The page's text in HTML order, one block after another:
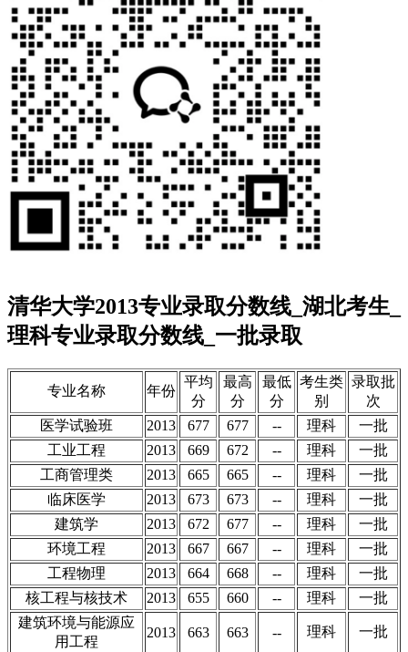
清华大学2013专业录取分数线_湖北考生_
理科专业录取分数线_一批录取
专业名称 年份
平均
分
最高
分
最低
分
考生类
别
录取批
次
医学试验班
2013 677 677 -- 理科
一批
工业工程
2013 669 672 -- 理科
一批
工商管理类
2013 665 665 -- 理科
一批
临床医学
2013 673 673 -- 理科
一批
建筑学
2013 672 677 -- 理科
一批
环境工程
2013 667 667 -- 理科
一批
工程物理
2013 664 668 -- 理科
一批
核工程与核技术
2013 655 660 -- 理科
一批
建筑环境与能源应
用工程
2013 663 663 -- 理科 一批